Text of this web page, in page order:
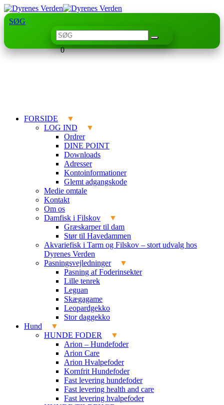
SØG
0
FORSIDE
LOG IND
Ordrer
DINE POINT
Downloads
Adresser
Kontoinformationer
Glemt adgangskode
Medie omtale
Kontakt
Om os
Damfisk i Filskov
Græskarper til dam
Stør til Havedammen
Akvariefisk i Tarm og Filskov – stort udvalg hos
Dyrenes Verden
Pasningsvejledninger
Pasning af Foderinsekter
Lille tenrek
Leguan
Skægagame
Leopardgekko
Stor daggekko
Hund
HUNDE FODER
Arion – Hundefoder
Arion Care
Arion Hvalpefoder
Kornfrit Hundefoder
Fast levering hundefoder
Fast levering health and care
Fast levering hvalpefoder